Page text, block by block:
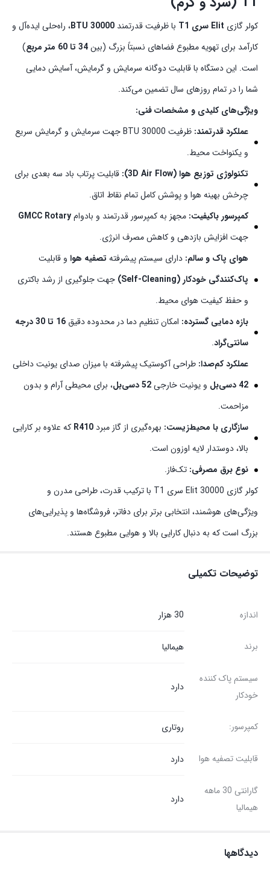
کولر گازی Elit سری T1 با ظرفیت قدرتمند 30000 BTU
، راه‌حلی ایده‌آل و
کارآمد برای تهویه مطبوع فضاهای نسبتاً بزرگ (بین34 تا 60 متر مربع
)
است. این دستگاه با قابلیت دوگانه سرمایش و گرمایش، آسایش دمایی
شما را در تمام روزهای سال تضمین می‌کند.
ویژگی‌های کلیدی و مشخصات فنی:
عملکرد قدرتمند:
ظرفیت 30000 BTU جهت سرمایش و گرمایش سریع
و یکنواخت محیط.
تکنولوژی توزیع هوا (3D Air Flow):
قابلیت پرتاب باد سه بعدی برای
چرخش بهینه هوا و پوشش کامل تمام نقاط اتاق.
کمپرسور باکیفیت: مجهز به کمپرسور قدرتمند و بادوامGMCC Rotary
جهت افزایش بازدهی و کاهش مصرف انرژی.
هوای پاک و سالم: دارای سیستم پیشرفته تصفیه هوا و قابلیت
پاک‌کنندگی خودکار (Self-Cleaning)
جهت جلوگیری از رشد باکتری
و حفظ کیفیت هوای محیط.
بازه دمایی گسترده: امکان تنظیم دما در محدوده دقیق
16 تا 30 درجه
سانتی‌گراد.
عملکرد کم‌صدا: طراحی آکوستیک پیشرفته با میزان صدای یونیت داخلی
42 دسی‌بل
و یونیت خارجی52 دسی‌بل
، برای محیطی آرام و بدون
مزاحمت.
سازگاری با محیط‌زیست: بهره‌گیری از گاز مبردR410 که علاوه بر کارایی
بالا، دوستدار لایه اوزون است.
نوع برق مصرفی: تک‌فاز.
کولر گازی 30000 Elit سری T1 با ترکیب قدرت، طراحی مدرن و
ویژگی‌های هوشمند، انتخابی برتر برای دفاتر، فروشگاه‌ها و پذیرایی‌های
بزرگ است که به دنبال کارایی بالا و هوایی مطبوع هستند.
توضیحات تکمیلی
اندازه 30 هزار
برند هیمالیا
سیستم پاک کننده
خودکار
دارد
کمپرسور: روتاری
قابلیت تصفیه هوا دارد
گارانتی 30 ماهه
هیمالیا
دارد
دیدگاهها